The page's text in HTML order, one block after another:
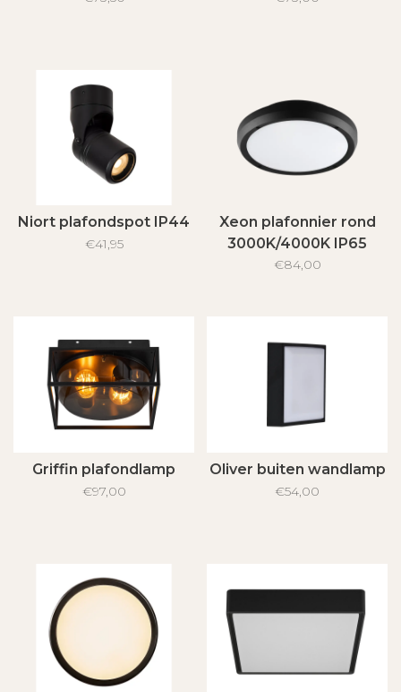
Niort plafondspot IP44
€41,95
Xeon plafonnier rond
3000K/4000K IP65
€84,00
Griffin plafondlamp
€97,00
Oliver buiten wandlamp
€54,00